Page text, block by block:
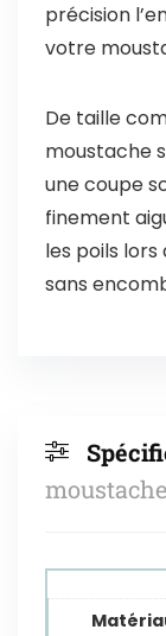
précision
votre
De taille
moustache
une coupe
finement
les poils
sans